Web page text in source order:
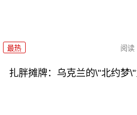
最热 阅读
扎胖摊牌：乌克兰的\"北约梦\"